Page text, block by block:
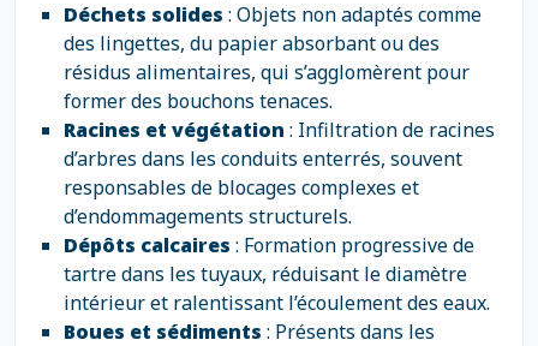
Déchets solides : Objets non adaptés comme
des lingettes, du papier absorbant ou des
résidus alimentaires, qui s’agglomèrent pour
former des bouchons tenaces.
Racines et végétation : Infiltration de racines
d’arbres dans les conduits enterrés, souvent
responsables de blocages complexes et
d’endommagements structurels.
Dépôts calcaires : Formation progressive de
tartre dans les tuyaux, réduisant le diamètre
intérieur et ralentissant l’écoulement des eaux.
Boues et sédiments : Présents dans les